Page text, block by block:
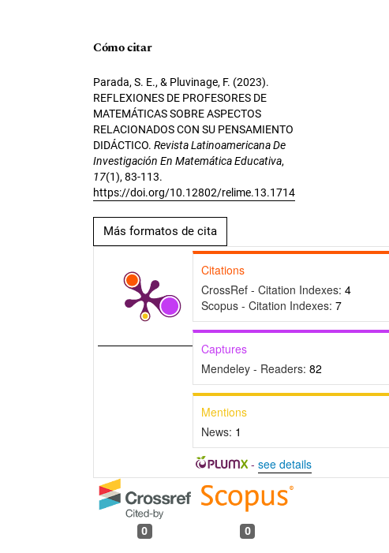
Cómo citar
Parada, S. E., & Pluvinage, F. (2023).
REFLEXIONES DE PROFESORES DE
MATEMÁTICAS SOBRE ASPECTOS
RELACIONADOS CON SU PENSAMIENTO
DIDÁCTICO. Revista Latinoamericana De
Investigación En Matemática Educativa,
17(1), 83-113.
https://doi.org/10.12802/relime.13.1714
Más formatos de cita
Citations
CrossRef - Citation Indexes: 4
Scopus - Citation Indexes: 7
Captures
Mendeley - Readers: 82
Mentions
News: 1
- see details
0 0